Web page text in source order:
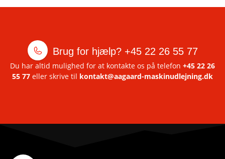
Brug for hjælp? +45 22 26 55 77
Du har altid mulighed for at kontakte os på telefon +45 22 26
55 77 eller skrive til kontakt@aagaard-maskinudlejning.dk